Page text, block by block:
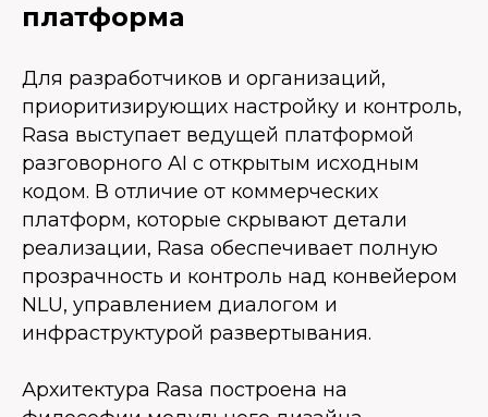
платформа
Для разработчиков и организаций,
приоритизирующих настройку и контроль,
Rasa выступает ведущей платформой
разговорного AI с открытым исходным
кодом. В отличие от коммерческих
платформ, которые скрывают детали
реализации, Rasa обеспечивает полную
прозрачность и контроль над конвейером
NLU, управлением диалогом и
инфраструктурой развертывания.
Архитектура Rasa построена на